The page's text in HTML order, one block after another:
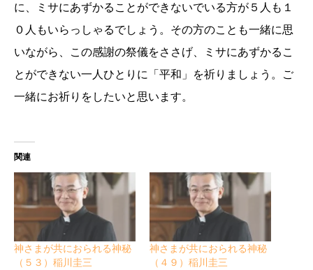
に、ミサにあずかることができないでいる方が５人も１
０人もいらっしゃるでしょう。その方のことも一緒に思
いながら、この感謝の祭儀をささげ、ミサにあずかるこ
とができない一人ひとりに「平和」を祈りましょう。ご
一緒にお祈りをしたいと思います。
関連
神さまが共におられる神秘
（５３）稲川圭三
神さまが共におられる神秘
（４９）稲川圭三